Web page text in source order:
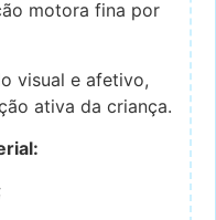
motora fina por
visual e afetivo,
ativa da criança.